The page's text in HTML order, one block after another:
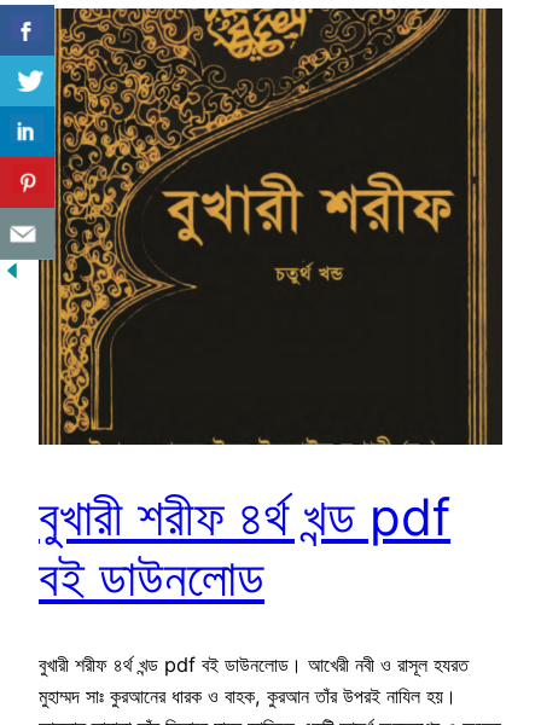
বুখারী শরীফ ৪র্থ খন্ড pdf
বই ডাউনলোড
বুখারী শরীফ ৪র্থ খন্ড pdf বই ডাউনলোড। আখেরী নবী ও রাসূল হযরত
মুহাম্মদ সাঃ কুরআনের ধারক ও বাহক, কুরআন তাঁর উপরই নাযিল হয়।